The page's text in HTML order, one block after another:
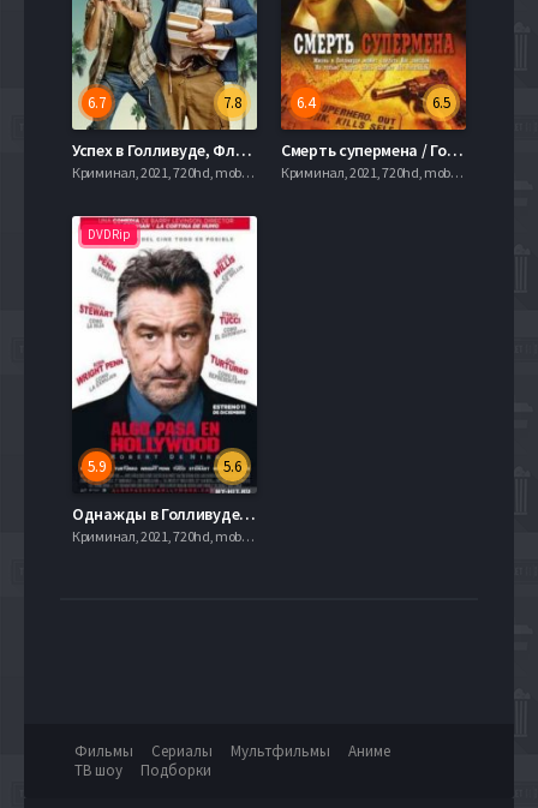
7.8
6.7
Успех в Голливуде, Флорида (2015)
Криминал, 2021, 720hd, mobilen
6.5
6.4
Смерть супермена / Голливудлэнд (2006)
Криминал, 2021, 720hd, mobilen
DVDRip
5.6
5.9
Однажды в Голливуде (2008)
Криминал, 2021, 720hd, mobilen
Фильмы Сериалы Мультфильмы
Аниме
ТВ шоу
Подборки